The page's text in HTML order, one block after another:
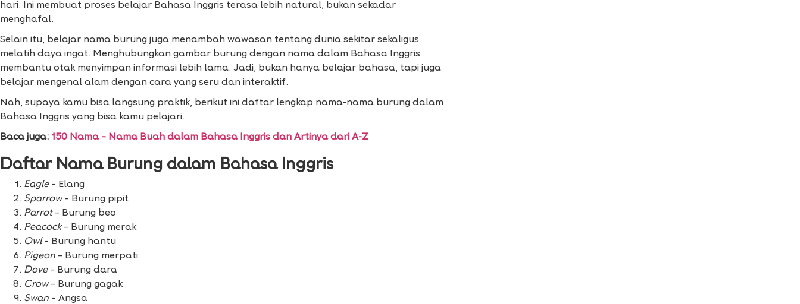
hari. Ini membuat proses belajar Bahasa Inggris terasa lebih natural, bukan sekadar
menghafal.
Selain itu, belajar nama burung juga menambah wawasan tentang dunia sekitar sekaligus
melatih daya ingat. Menghubungkan gambar burung dengan nama dalam Bahasa Inggris
membantu otak menyimpan informasi lebih lama. Jadi, bukan hanya belajar bahasa, tapi juga
belajar mengenal alam dengan cara yang seru dan interaktif.
Nah, supaya kamu bisa langsung praktik, berikut ini daftar lengkap nama-nama burung dalam
Bahasa Inggris yang bisa kamu pelajari.
Baca juga: 150 Nama – Nama Buah dalam Bahasa Inggris dan Artinya dari A-Z
Daftar Nama Burung dalam Bahasa Inggris
Eagle– Elang
Sparrow– Burung pipit
Parrot– Burung beo
Peacock– Burung merak
Owl– Burung hantu
Pigeon – Burung merpati
Dove– Burung dara
Crow– Burung gagak
Swan – Angsa